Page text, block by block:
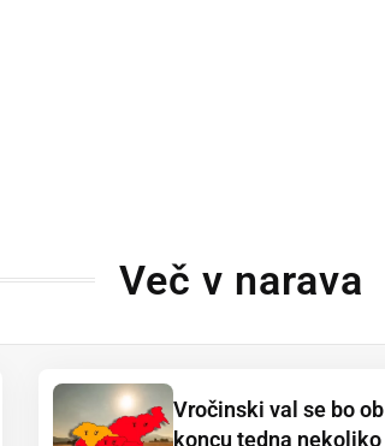
Več v narava
Vročinski val se bo ob
koncu tedna nekoliko